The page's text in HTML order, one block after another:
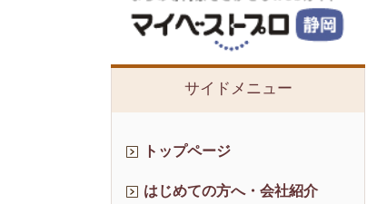
サイドメニュー
トップページ
はじめての方へ・会社紹介